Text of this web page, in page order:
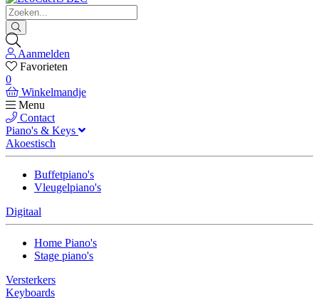
Aanmelden
Favorieten
0
Winkelmandje
Menu
Contact
Piano's & Keys
Akoestisch
Buffetpiano's
Vleugelpiano's
Digitaal
Home Piano's
Stage piano's
Versterkers
Keyboards